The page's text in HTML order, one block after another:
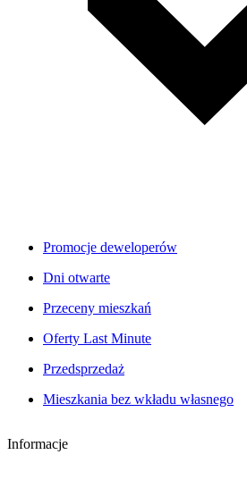
Promocje deweloperów
Dni otwarte
Przeceny mieszkań
Oferty Last Minute
Przedsprzedaż
Mieszkania bez wkładu własnego
Informacje